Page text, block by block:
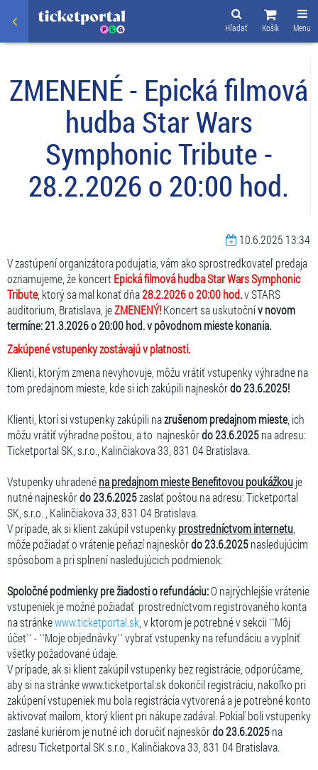
Menu
Košík
Hľadať
ZMENENÉ - Epická filmová
hudba Star Wars
Symphonic Tribute -
28.2.2026 o 20:00 hod.
10.6.2025 13:34
V zastúpení organizátora podujatia, vám ako sprostredkovateľ predaja
oznamujeme, že koncert Epická filmová hudba Star Wars Symphonic
Tribute, ktorý sa mal konať dňa28.2.2026 o 20:00 hod.v STARS
auditorium, Bratislava, jeZMENENÝ!Koncert sa uskutočnív novom
termíne: 21.3.2026 o 20:00 hod. v pôvodnom mieste konania.
Zakúpené vstupenky zostávajú v platnosti.
Klienti, ktorým zmena nevyhovuje, môžu vrátiť vstupenky výhradne na
tom predajnom mieste, kde si ich zakúpili najneskôrdo 23.6.2025!
Klienti, ktorí si vstupenky zakúpili nazrušenom predajnom mieste, ich
môžu vrátiť výhradne poštou, a to najneskôrdo 23.6.2025na adresu:
Ticketportal SK, s.r.o., Kalinčiakova 33, 831 04 Bratislava.
Vstupenky uhradenéna predajnom mieste Benefitovou poukážkouje
nutné najneskôrdo 23.6.2025zaslať poštou na adresu: Ticketportal
SK, s.r.o. , Kalinčiakova 33, 831 04 Bratislava.
V prípade, ak si klient zakúpil vstupenkyprostredníctvom internetu
môže požiadať o vrátenie peňazí najneskôrdo 23.6.2025nasledujúcim
spôsobom a pri splnení nasledujúcich podmienok:
Spoločné podmienky pre žiadosti o refundáciu:O najrýchlejšie vrátenie
vstupeniek je možné požiadať prostredníctvom registrovaného konta
na stránkewww.ticketportal.sk , v ktorom je potrebné v sekcii ``Môj
účet`` - ``Moje objednávky`` vybrať vstupenky na refundáciu a vyplniť
všetky požadované údaje.
V prípade, ak si klient zakúpil vstupenky bez registrácie, odporúčame,
aby si na stránke www.ticketportal.sk dokončil registráciu, nakoľko pri
zakúpení vstupeniek mu bola registrácia vytvorená a je potrebné konto
aktivovať mailom, ktorý klient pri nákupe zadával. Pokiaľ boli vstupenky
zaslané kuriérom je nutné ich doručiť najneskôrdo 23.6.2025na
adresu Ticketportal SK s.r.o., Kalinčiakova 33, 831 04 Bratislava.